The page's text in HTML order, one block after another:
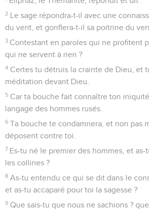
2 Le sage répondra-t-il avec une
du vent, et gonflera-t-il sa poitrine du
3 Contestant en paroles qui ne profitent
qui ne servent à rien ?
4 Certes tu détruis la crainte de Dieu, et
méditation devant Dieu.
5 Car ta bouche fait connaître ton
langage des hommes rusés.
6 Ta bouche te condamnera, et non pas
déposent contre toi.
7 Es-tu né le premier des hommes, et
les collines ?
8 As-tu entendu ce qui se dit dans le
et as-tu accaparé pour toi la sagesse ?
9 Que sais-tu que nous ne sachions ?